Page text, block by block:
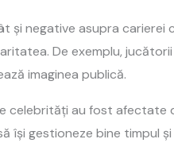
negative asupra carierei
De exemplu,
imaginea publică.
celebrități au fost afectate
își gestioneze bine timpul